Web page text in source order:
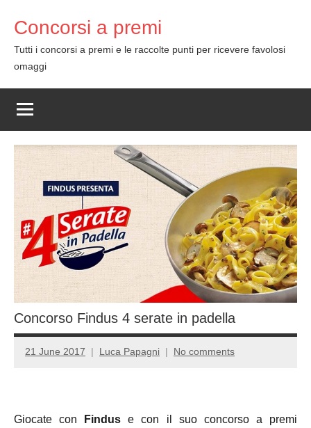
content
Concorsi a premi
Tutti i concorsi a premi e le raccolte punti per ricevere favolosi
omaggi
Concorso Findus 4 serate in padella
21 June 2017 Luca Papagni No comments
Giocate con Finduse con il suo concorso a premi